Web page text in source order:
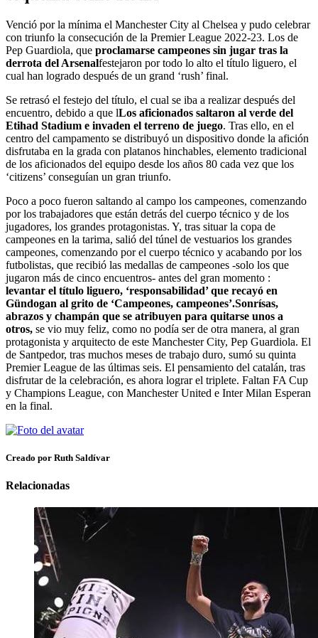
Venció por la mínima el Manchester City al Chelsea y pudo celebrar
con triunfo la consecución de la Premier League 2022-23. Los de
Pep Guardiola, que proclamarse campeones sin jugar tras la
derrota del Arsenalfestejaron por todo lo alto el título liguero, el
cual han logrado después de un grand ‘rush’ final.
Se retrasó el festejo del título, el cual se iba a realizar después del
encuentro, debido a que lLos aficionados saltaron al verde del
Etihad Stadium e invaden el terreno de juego. Tras ello, en el
centro del campamento se distribuyó un dispositivo donde la afición
disfrutaba en la grada con platanos hinchables, elemento tradicional
de los aficionados del equipo desde los años 80 cada vez que los
‘citizens’ conseguían un gran triunfo.
Poco a poco fueron saltando al campo los campeones, comenzando
por los trabajadores que están detrás del cuerpo técnico y de los
jugadores, los grandes protagonistas. Y, tras situar la copa de
campeones en la tarima, salió del túnel de vestuarios los grandes
campeones, comenzando por el cuerpo técnico y acabando por los
futbolistas, que recibió las medallas de campeones -solo los que
jugaron más de cinco encuentros- antes del gran momento :
levantar el título liguero, ‘responsabilidad’ que recayó en
Gündogan al grito de ‘Campeones, campeones’.Sonrísas,
abrazos y champán que se atribuyen para quitarse unos a
otros, se vio muy feliz, como no podía ser de otra manera, al gran
protagonista y arquitecto de este Manchester City, Pep Guardiola. El
de Santpedor, tras muchos meses de trabajo duro, sumó su quinta
Premier League de las últimas seis. El pensamiento del catalán, tras
disfrutar de la celebración, es ahora lograr el triplete. Faltan FA Cup
y Champions League, con Manchester United e Inter Milan Esperan
en la final.
Creado por Ruth Saldívar
Relacionadas